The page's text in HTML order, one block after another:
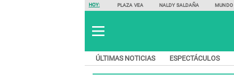
HOY: PLAZA VEA NALDY SALDAÑA MUNDO
ÚLTIMAS NOTICIAS ESPECTÁCULOS